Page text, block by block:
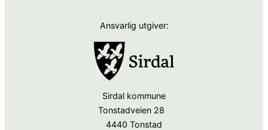
Ansvarlig utgiver:
Sirdal kommune
Tonstadveien 28
4440 Tonstad